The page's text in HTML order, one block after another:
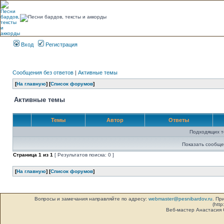
Вход Регистрация
Сообщения без ответов | Активные темы
[На главную] [Список форумов]
Активные темы
Темы Автор Ответы
Подходящих
Показать
Страница 1 из 1 [ Результатов поиска: 0 ]
[На главную] [Список форумов]
Вопросы и замечания направляйте по адресу: webmaster@pesnibardov.ru .
Веб-мастер